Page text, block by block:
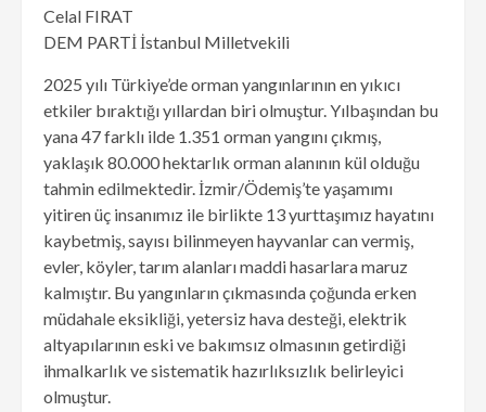
Celal FIRAT
DEM PARTİ İstanbul Milletvekili
2025 yılı Türkiye’de orman yangınlarının en yıkıcı
etkiler bıraktığı yıllardan biri olmuştur. Yılbaşından bu
yana 47 farklı ilde 1.351 orman yangını çıkmış,
yaklaşık 80.000 hektarlık orman alanının kül olduğu
tahmin edilmektedir. İzmir/Ödemiş’te yaşamımı
yitiren üç insanımız ile birlikte 13 yurttaşımız hayatını
kaybetmiş, sayısı bilinmeyen hayvanlar can vermiş,
evler, köyler, tarım alanları maddi hasarlara maruz
kalmıştır. Bu yangınların çıkmasında çoğunda erken
müdahale eksikliği, yetersiz hava desteği, elektrik
altyapılarının eski ve bakımsız olmasının getirdiği
ihmalkarlık ve sistematik hazırlıksızlık belirleyici
olmuştur.